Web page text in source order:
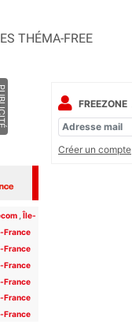
THÉMA-FREE
,Île-
France
France
France
France
France
France
FREEZONE
Créer un compte